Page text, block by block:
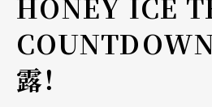
COUNTDOWN
露！